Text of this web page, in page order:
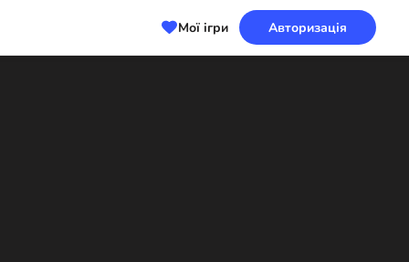
Мої ігри Авторизація